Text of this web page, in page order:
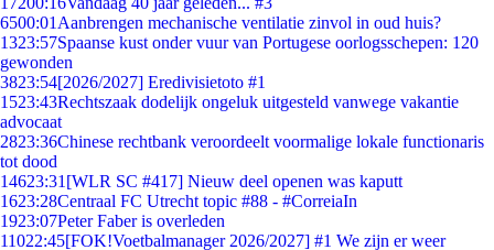
6500:01 Aanbrengen mechanische ventilatie zinvol in oud huis?
1323:57Spaanse kust onder vuur van Portugese oorlogsschepen: 120
gewonden
3823:54[2026/2027] Eredivisietoto #1
1523:43Rechtszaak dodelijk ongeluk uitgesteld vanwege vakantie
advocaat
2823:36Chinese rechtbank veroordeelt voormalige lokale functionaris
tot dood
14623:31 [WLR SC #417] Nieuw deel openen was kaputt
1623:28Centraal FC Utrecht topic #88 - #CorreiaIn
1923:07Peter Faber is overleden
11022:45[FOK!Voetbalmanager 2026/2027] #1 We zijn er weer